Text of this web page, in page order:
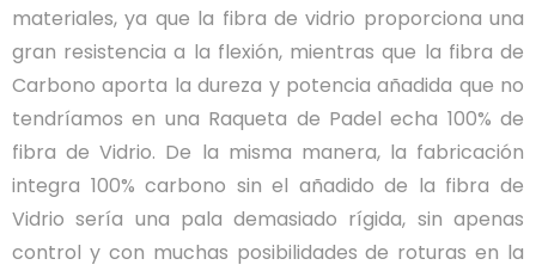
materiales, ya que la fibra de vidrio proporciona una
gran resistencia a la flexión, mientras que la fibra de
Carbono aporta la dureza y potencia añadida que no
tendríamos en una Raqueta de Padel echa 100% de
fibra de Vidrio. De la misma manera, la fabricación
integra 100% carbono sin el añadido de la fibra de
Vidrio sería una pala demasiado rígida, sin apenas
control y con muchas posibilidades de roturas en la